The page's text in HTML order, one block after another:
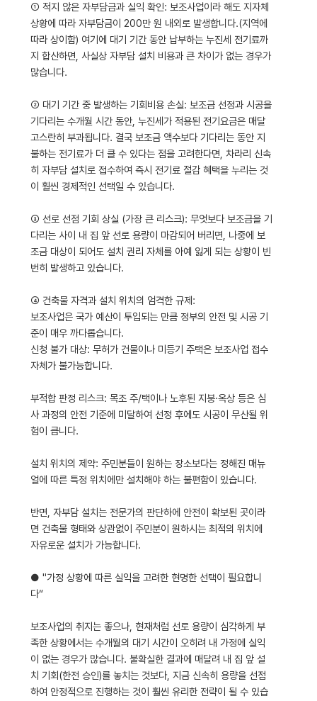
① 적지 않은 자부담금과 실익 확인: 보조사업이라 해도 지자체
상황에 따라 자부담금이 200만 원 내외로 발생합니다.(지역에
따라 상이함) 여기에 대기 기간 동안 납부하는 누진세 전기료까
지 합산하면, 사실상 자부담 설치 비용과 큰 차이가 없는 경우가
많습니다.
② 대기 기간 중 발생하는 기회비용 손실: 보조금 선정과 시공을
기다리는 수개월 시간 동안, 누진세가 적용된 전기요금은 매달
고스란히 부과됩니다. 결국 보조금 액수보다 기다리는 동안 지
불하는 전기료가 더 클 수 있다는 점을 고려한다면, 차라리 신속
히 자부담 설치로 접수하여 즉시 전기료 절감 혜택을 누리는 것
이 훨씬 경제적인 선택일 수 있습니다.
③ 선로 선점 기회 상실 (가장 큰 리스크): 무엇보다 보조금을 기
다리는 사이 내 집 앞 선로 용량이 마감되어 버리면, 나중에 보
조금 대상이 되어도 설치 권리 자체를 아예 잃게 되는 상황이 빈
번히 발생하고 있습니다.
④ 건축물 자격과 설치 위치의 엄격한 규제:
보조사업은 국가 예산이 투입되는 만큼 정부의 안전 및 시공 기
준이 매우 까다롭습니다.
신청 불가 대상: 무허가 건물이나 미등기 주택은 보조사업 접수
자체가 불가능합니다.
부적합 판정 리스크: 목조 주/택이나 노후된 지붕·옥상 등은 심
사 과정의 안전 기준에 미달하여 선정 후에도 시공이 무산될 위
험이 큽니다.
설치 위치의 제약: 주민분들이 원하는 장소보다는 정해진 매뉴
얼에 따른 특정 위치에만 설치해야 하는 불편함이 있습니다.
반면, 자부담 설치는 전문가의 판단하에 안전이 확보된 곳이라
면 건축물 형태와 상관없이 주민분이 원하시는 최적의 위치에
자유로운 설치가 가능합니다.
● "가정 상황에 따른 실익을 고려한 현명한 선택이 필요합니
다“
보조사업의 취지는 좋으나, 현재처럼 선로 용량이 심각하게 부
족한 상황에서는 수개월의 대기 시간이 오히려 내 가정에 실익
이 없는 경우가 많습니다. 불확실한 결과에 매달려 내 집 앞 설
치 기회(한전 승인)를 놓치는 것보다, 지금 신속히 용량을 선점
하여 안정적으로 진행하는 것이 훨씬 유리한 전략이 될 수 있습